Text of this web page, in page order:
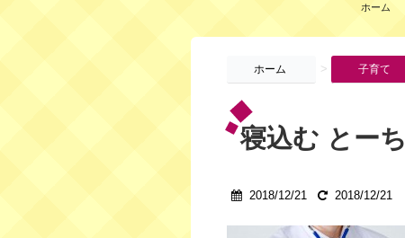
ホーム
ホーム > 子育て
寝込む とー
2018/12/21 2018/12/21